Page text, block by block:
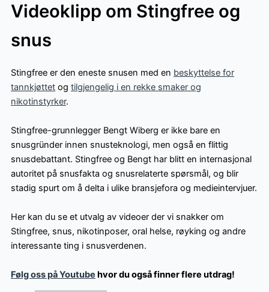
Videoklipp om Stingfree og
snus
Stingfree er den eneste snusen med en beskyttelse for
tannkjøttet og tilgjengelig i en rekke smaker og
nikotinstyrker.
Stingfree-grunnlegger Bengt Wiberg er ikke bare en
snusgründer innen snusteknologi, men også en flittig
snusdebattant. Stingfree og Bengt har blitt en internasjonal
autoritet på snusfakta og snusrelaterte spørsmål, og blir
stadig spurt om å delta i ulike bransjefora og medieintervjuer.
Her kan du se et utvalg av videoer der vi snakker om
Stingfree, snus, nikotinposer, oral helse, røyking og andre
interessante ting i snusverdenen.
Følg oss på Youtube hvor du også finner flere utdrag!